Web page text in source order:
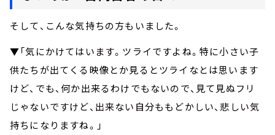
そして、こんな気持ちの方もいました。
▼「気にかけてはいます。ツライですよね。特に小さい子
供たちが出てくる映像とか見るとツライなとは思います
けど、でも、何か出来るわけでもないので、見て見ぬフリ
じゃないですけど、出来ない自分ももどかしい、悲しい気
持ちになりますね。」